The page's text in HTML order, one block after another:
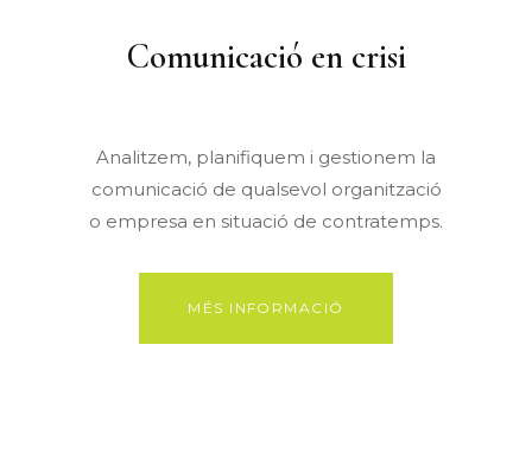
Comunicació en crisi
Analitzem, planifiquem i gestionem la
comunicació de qualsevol organització
o empresa en situació de contratemps.
MÉS INFORMACIÓ